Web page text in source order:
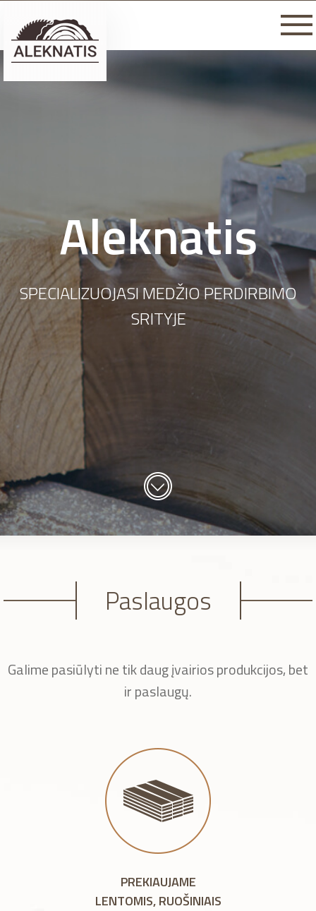
Aleknatis
SPECIALIZUOJASI MEDŽIO PERDIRBIMO
SRITYJE
Paslaugos
Galime pasiūlyti ne tik daug įvairios produkcijos, bet
ir paslaugų.
PREKIAUJAME
LENTOMIS, RUOŠINIAIS